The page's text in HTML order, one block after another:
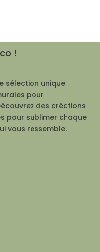
!
sélection unique
pour
des créations
pour sublimer chaque
vous ressemble.